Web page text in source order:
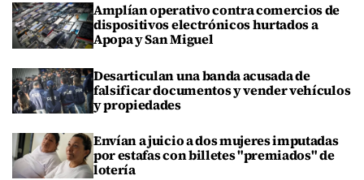
Amplían operativo contra comercios de
dispositivos electrónicos hurtados a
Apopa y San Miguel
Desarticulan una banda acusada de
falsificar documentos y vender vehículos
y propiedades
Envían a juicio a dos mujeres imputadas
por estafas con billetes "premiados" de
lotería